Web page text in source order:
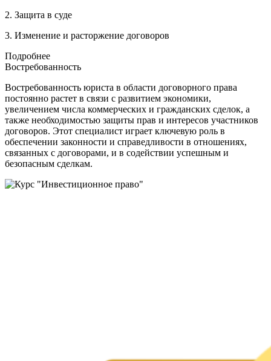
2. Защита в суде
3. Изменение и расторжение договоров
Подробнее
Востребованность
Востребованность юриста в области договорного права
постоянно растет в связи с развитием экономики,
увеличением числа коммерческих и гражданских сделок, а
также необходимостью защиты прав и интересов участников
договоров. Этот специалист играет ключевую роль в
обеспечении законности и справедливости в отношениях,
связанных с договорами, и в содействии успешным и
безопасным сделкам.